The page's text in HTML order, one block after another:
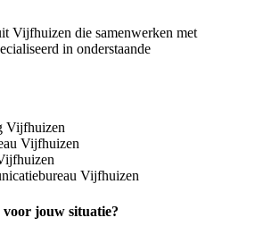
Vijfhuizen die samenwerken met
in onderstaande
Vijfhuizen
Vijfhuizen
Vijfhuizen
jouw situatie?